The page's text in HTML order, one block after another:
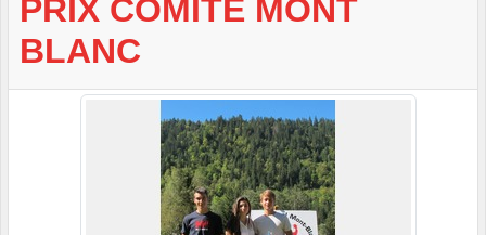
PRIX COMITÉ MONT
BLANC